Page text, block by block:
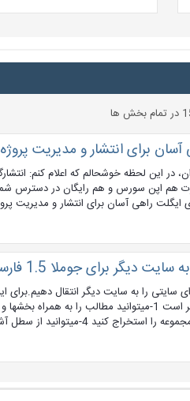
آسان برای انتشار و مدیریت
در این لحظه خوشحالم که اعلام
سورس و هم رایگان در دسترس شما
ایگلت راهی آسان برای انتشار و مدیریت
دیگر برای جوملا 1.5 فارسی